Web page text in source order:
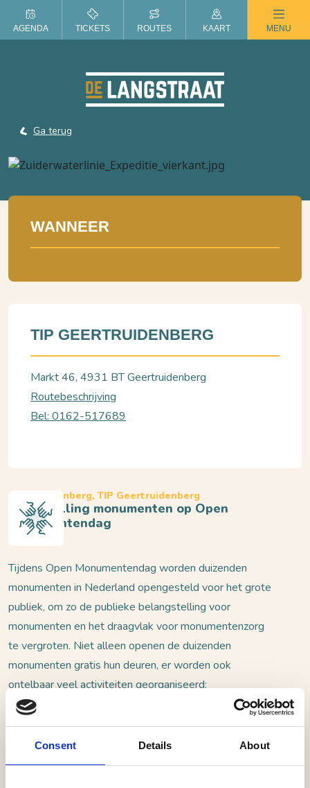
Consent Details About
ZOMER IN DE LANGSTRAAT
Ga terug
Geertruidenberg, TIP Geertruidenberg
Openstelling monumenten op Open
Monumentendag
Tijdens Open Monumentendag worden duizenden
monumenten in Nederland opengesteld voor het grote
publiek, om zo de publieke belangstelling voor
monumenten en het draagvlak voor monumentenzorg
te vergroten. Niet alleen openen de duizenden
monumenten gratis hun deuren, er worden ook
ontelbaar veel activiteiten georganiseerd:
tentoonstellingen, rondleidingen, fietsroutes,
wandelingen, muziekvoorstellingen maar ook veel
activiteiten voor jongeren.
WANNEER
TIP GEERTRUIDENBERG
Markt 46, 4931 BT Geertruidenberg
Routebeschrijving
Bel: 0162-517689
AGENDA TICKETS ROUTES KAART MENU